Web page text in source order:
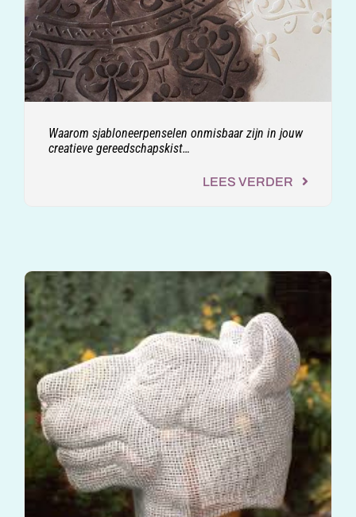
Waarom sjabloneerpenselen onmisbaar zijn in jouw
creatieve gereedschapskist…
LEES VERDER